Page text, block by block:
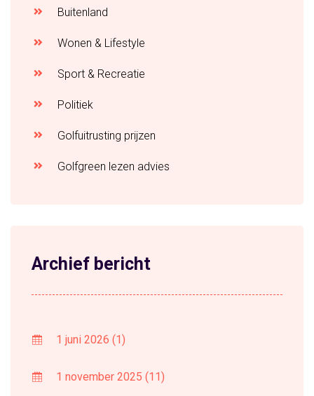
Buitenland
Wonen & Lifestyle
Sport & Recreatie
Politiek
Golfuitrusting prijzen
Golfgreen lezen advies
Archief bericht
1 juni 2026 (1)
1 november 2025 (11)